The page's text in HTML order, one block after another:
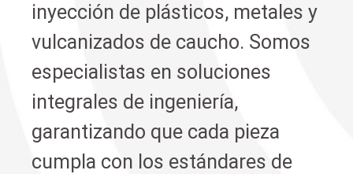
inyección de plásticos, metales y
vulcanizados de caucho. Somos
especialistas en soluciones
integrales de ingeniería,
garantizando que cada pieza
cumpla con los estándares de